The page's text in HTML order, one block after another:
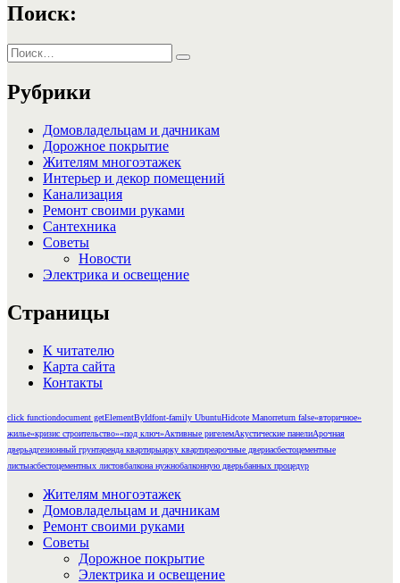
Поиск:
Искать:
Поиск
Рубрики
Домовладельцам и дачникам
Дорожное покрытие
Жителям многоэтажек
Интерьер и декор помещений
Канализация
Ремонт своими руками
Сантехника
Советы
Новости
Электрика и освещение
Страницы
К читателю
Карта сайта
Контакты
click functiondocument getElementByIdfont-family UbuntuHidcote Manorreturn false«вторичное»
жилье«кризис строительство»«под ключ»Активные ригелемАкустические панелиАрочная
дверьадгезионный грунтаренда квартирыарку квартиреарочные двериасбестоцементные
листыасбестоцементных листовбалкона нужнобалконную дверьбанных процедур
Жителям многоэтажек
Домовладельцам и дачникам
Ремонт своими руками
Советы
Дорожное покрытие
Электрика и освещение